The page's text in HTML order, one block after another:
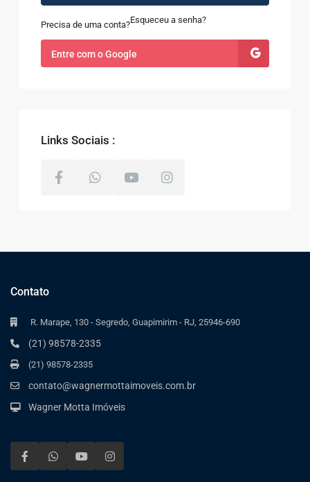
Precisa de uma conta?Esqueceu a senha?
Entre com o Google
Links Sociais :
Contato
R. Marape, 130 - Segredo, Guapimirim - RJ, 25946-690
(21) 98578-2335
(21) 98578-2335
contato@wagnermottaimoveis.com.br
Wagner Motta Imóveis